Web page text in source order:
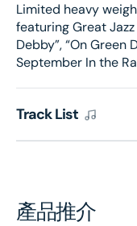
Limited heavy
featuring Great
Debby”, “On Green
September In the
Track List
產品推介